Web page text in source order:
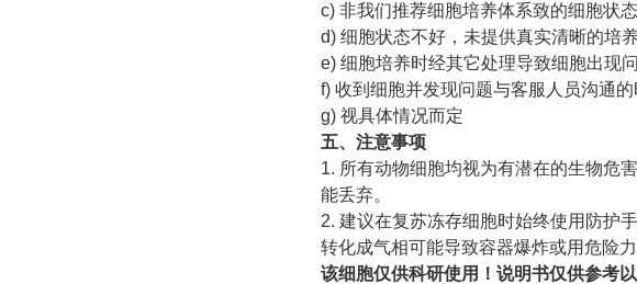
c) 非我们推荐细胞培养体系致的细胞状
d) 细胞状态不好，未提供真实清晰的培
e) 细胞培养时经其它处理导致细胞出现
f) 收到细胞并发现问题与客服人员沟通
g) 视具体情况而定
五、注意事项
1. 所有动物细胞均视为有潜在的生物危
能丢弃。
2. 建议在复苏冻存细胞时始终使用防护
转化成气相可能导致容器爆炸或用危险
该细胞仅供科研使用！说明书仅供参考